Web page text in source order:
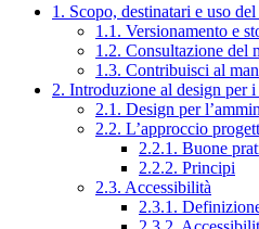
1. Scopo, destinatari e uso
1.1. Versionamento e
1.2. Consultazione del
1.3. Contribuisci al
2. Introduzione al design per
2.1. Design per
2.2. L’approccio
2.2.1. Buone
2.2.2. Principi
2.3. Accessibilità
2.3.1.